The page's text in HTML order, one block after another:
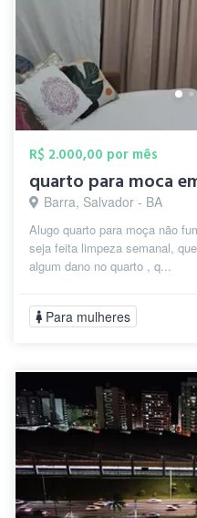
R$ 2.000,00 por mês
Barra, Salvador - BA
Alugo quarto para moça não
seja feita limpeza semanal,
algum dano no quarto , q...
Para mulheres